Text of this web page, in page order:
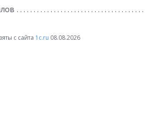
с сайта 1c.ru 08.08.2026